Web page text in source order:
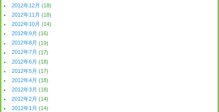
2012年12月 (18)
2012年11月 (18)
2012年10月 (14)
2012年9月 (16)
2012年8月 (19)
2012年7月 (17)
2012年6月 (18)
2012年5月 (17)
2012年4月 (18)
2012年3月 (18)
2012年2月 (14)
2012年1月 (14)